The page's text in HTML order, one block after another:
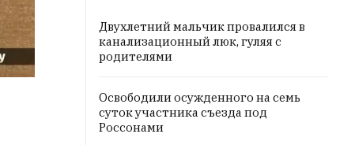
Двухлетний мальчик провалился в
канализационный люк, гуляя с
родителями
Освободили осужденного на семь
суток участника съезда под
Россонами